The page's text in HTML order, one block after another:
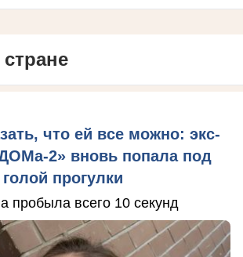
что ей все можно: экс-
2» вновь попала под
прогулки
пробыла всего 10 секунд